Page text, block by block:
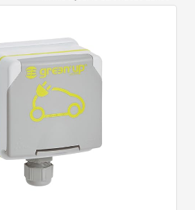
type 2 est conforme à la norme
et convient à tous les EV et
CCS2. Convient aux modèles
ID.4, ID.5, E-Tron, ZOE, Kona, Leaf,
Fiable】Résistant à l'eau - IP54,
de haute qualité, isolé sans choc
à l'usure et à la flexion. Testé avec
et une capacité de charge de 2
chute d'un mètre, évitant les risques